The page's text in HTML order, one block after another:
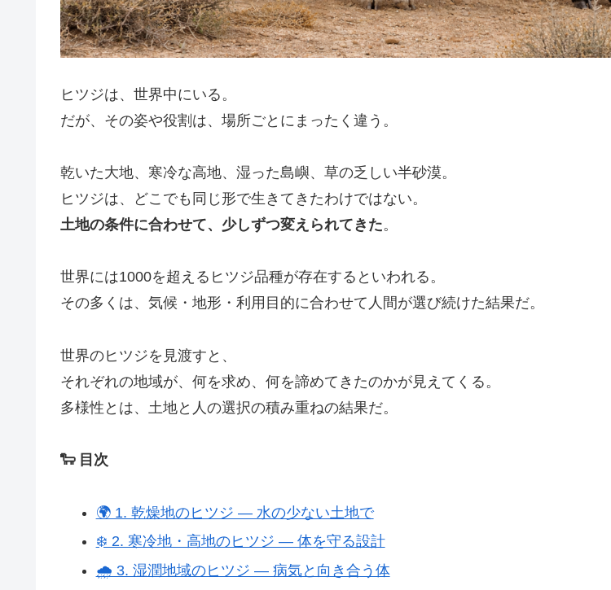
ヒツジは、世界中にいる。
だが、その姿や役割は、場所ごとにまったく違う。
乾いた大地、寒冷な高地、湿った島嶼、草の乏しい半砂漠。
ヒツジは、どこでも同じ形で生きてきたわけではない。
土地の条件に合わせて、少しずつ変えられてきた。
世界には1000を超えるヒツジ品種が存在するといわれる。
その多くは、気候・地形・利用目的に合わせて人間が選び続けた結果だ。
世界のヒツジを見渡すと、
それぞれの地域が、何を求め、何を諦めてきたのかが見えてくる。
多様性とは、土地と人の選択の積み重ねの結果だ。
🐑 目次
🌍 1. 乾燥地のヒツジ ― 水の少ない土地で
❄️ 2. 寒冷地・高地のヒツジ ― 体を守る設計
🌧️ 3. 湿潤地域のヒツジ ― 病気と向き合う体